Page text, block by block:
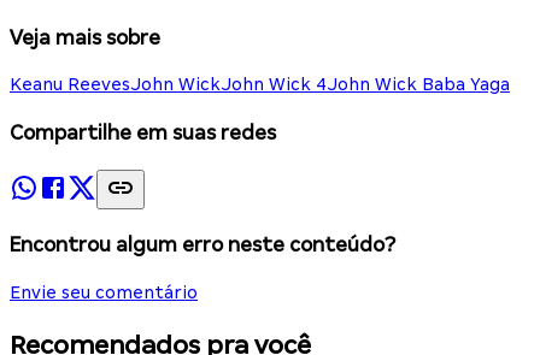
Veja mais sobre
Keanu ReevesJohn WickJohn Wick 4John Wick Baba Yaga
Compartilhe em suas redes
Encontrou algum erro neste conteúdo?
Envie seu comentário
Recomendados pra você